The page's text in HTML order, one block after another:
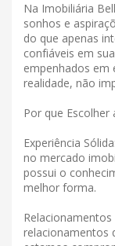
Na Imobiliária
sonhos e
do que apenas
confiáveis ​​em
empenhados em
realidade, não
Por que Escolher
Experiência
no mercado
possui o
melhor forma.
relacionamentos